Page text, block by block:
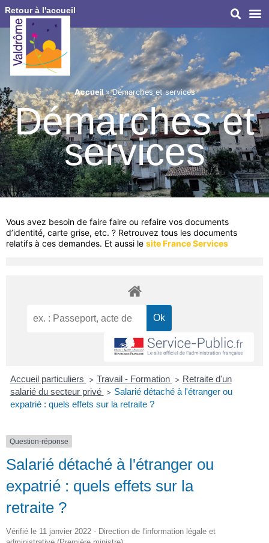
Retour à l'accueil
Accueil»Démarches et services
Démarches et
services
Vous avez besoin de faire faire ou refaire vos documents
d’identité, carte grise, etc. ? Retrouvez tous les documents
relatifs à ces demandes. Et aussi le site France Services
Accueil particuliers > Travail - Formation > Retraite d'un
salarié du secteur privé > Salarié détaché à l'étranger ou
expatrié : quels effets sur la retraite ?
Question-réponse
Salarié détaché à l'étranger ou
expatrié : quels effets sur la
retraite ?
Vérifié le 11 janvier 2022 - Direction de l'information légale et